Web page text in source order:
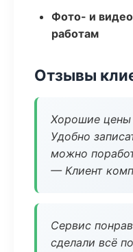
Фото- и
работам
Отзывы
Хорошие цены
Удобно
можно
— Клиент
Сервис
сделали всё